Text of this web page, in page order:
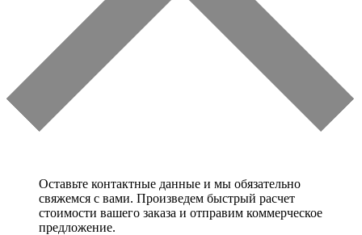
Оставьте контактные данные и мы обязательно
свяжемся с вами. Произведем быстрый расчет
стоимости вашего заказа и отправим коммерческое
предложение.